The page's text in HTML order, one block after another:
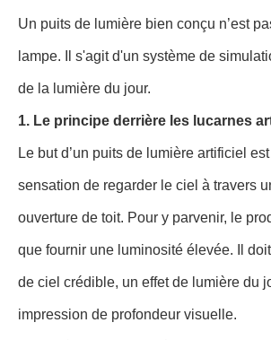
Un puits de lumière bien conçu n’est
lampe. Il s'agit d'un système de
de la lumière du jour.
1. Le principe derrière les lucarnes
Le but d’un puits de lumière artificiel
sensation de regarder le ciel à travers
ouverture de toit. Pour y parvenir, le
que fournir une luminosité élevée. Il
de ciel crédible, un effet de lumière du
impression de profondeur visuelle.